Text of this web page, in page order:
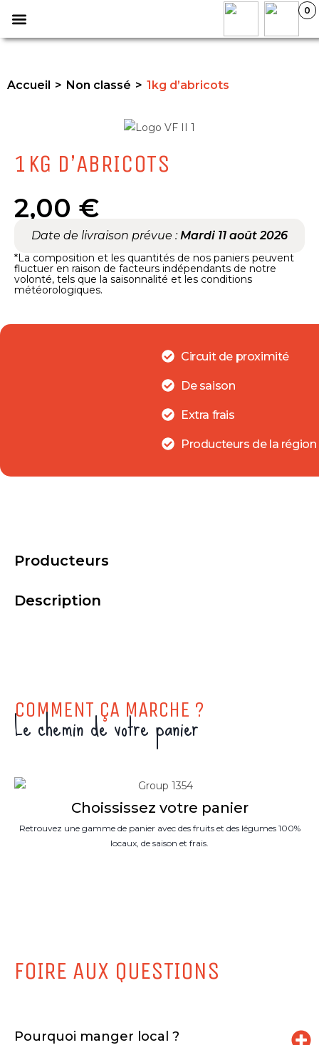
0
Accueil > Non classé > 1kg d’abricots
1KG D’ABRICOTS
2,00 €
Date de livraison prévue :Mardi 11 août 2026
*La composition et les quantités de nos paniers peuvent
fluctuer en raison de facteurs indépendants de notre
volonté, tels que la saisonnalité et les conditions
météorologiques.
Circuit de proximité
De saison
Extra frais
Producteurs de la région
Producteurs
Description
COMMENT ÇA MARCHE ?
Le chemin de votre panier
Choississez votre panier
Retrouvez une gamme de panier avec des fruits et des légumes 100%
locaux, de saison et frais.
FOIRE AUX QUESTIONS
Pourquoi manger local ?